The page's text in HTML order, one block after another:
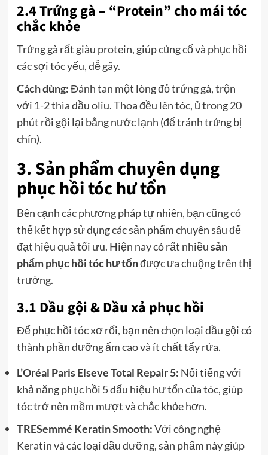
2.4 Trứng gà – “Protein” cho mái tóc
chắc khỏe
Trứng gà rất giàu protein, giúp củng cố và phục hồi
các sợi tóc yếu, dễ gãy.
Cách dùng:Đánh tan một lòng đỏ trứng gà, trộn
với 1-2 thìa dầu oliu. Thoa đều lên tóc, ủ trong 20
phút rồi gội lại bằng nước lạnh (để tránh trứng bị
chín).
3. Sản phẩm chuyên dụng
phục hồi tóc hư tổn
Bên cạnh các phương pháp tự nhiên, bạn cũng có
thể kết hợp sử dụng các sản phẩm chuyên sâu để
đạt hiệu quả tối ưu. Hiện nay có rất nhiềusản
phẩm phục hồi tóc hư tổnđược ưa chuộng trên thị
trường.
3.1 Dầu gội & Dầu xả phục hồi
Để phục hồi tóc xơ rối, bạn nên chọn loại dầu gội có
thành phần dưỡng ẩm cao và ít chất tẩy rửa.
L’Oréal Paris Elseve Total Repair 5: Nổi tiếng với
khả năng phục hồi 5 dấu hiệu hư tổn của tóc, giúp
tóc trở nên mềm mượt và chắc khỏe hơn.
TRESemmé Keratin Smooth:Với công nghệ
Keratin và các loại dầu dưỡng, sản phẩm này giúp